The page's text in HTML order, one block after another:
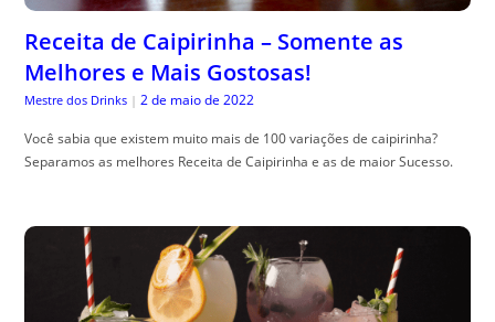
Receita de Caipirinha – Somente as
Melhores e Mais Gostosas!
Mestre dos Drinks | 2 de maio de 2022
Você sabia que existem muito mais de 100 variações de caipirinha?
Separamos as melhores Receita de Caipirinha e as de maior Sucesso.